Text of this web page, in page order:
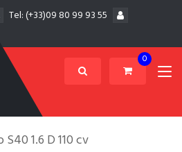
Tel:(+33)09 80 99 93 55
0
1.6 D 110 cv